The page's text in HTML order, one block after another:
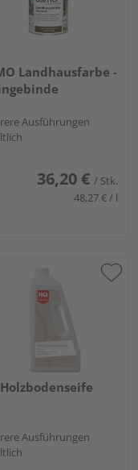
Landhausfarbe -
Ausführungen
36,20 € / Stk.
48,27 € / l
Ausführungen